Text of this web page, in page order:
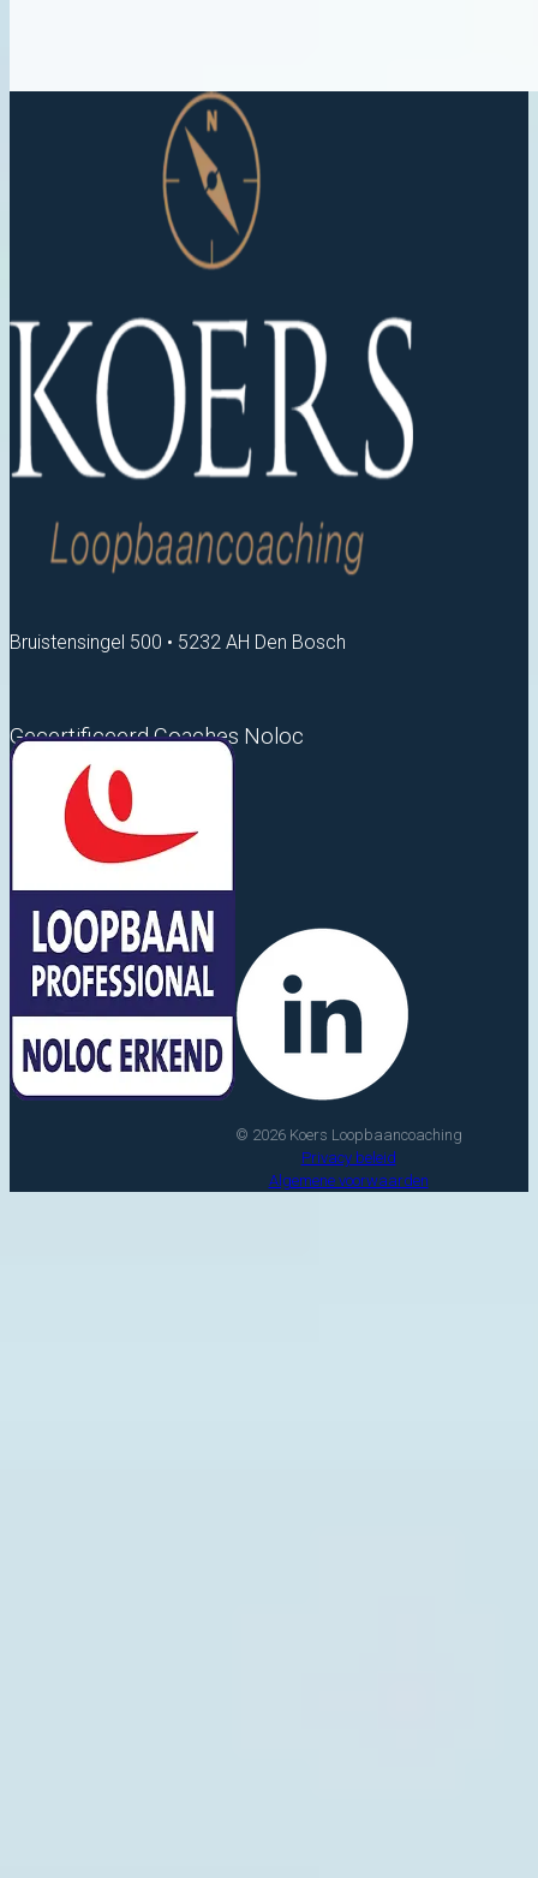
Bruistensingel 500 • 5232 AH Den Bosch
Gecertificeerd Coaches Noloc
© 2026 Koers Loopbaancoaching
Privacy beleid
Algemene voorwaarden